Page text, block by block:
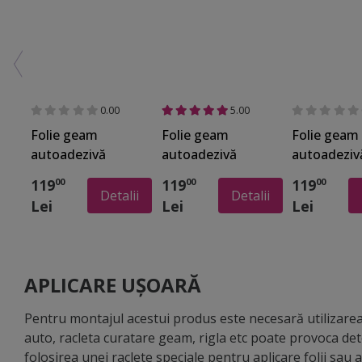
sticlă şi pe partea cu adeziv a foliei. Racletarea se va
0.00
Folie geam
autoadezivă
Elya, Folina,
sablare cu
model floral
11900
Lei
Detalii
5.00
Folie geam
autoadezivă
Demetra, Folina,
sablare cu
model floral, 100
11900
Lei
Detalii
Folie geam
Cleo,
sablare cu
model
11900
Lei
APLICARE UȘOARĂ
Pentru montajul acestui produs este necesară
auto, racleta curatare geam, rigla etc poate provoca
folosirea unei raclete speciale pentru aplicare folii sau